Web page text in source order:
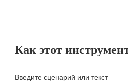
Как этот
Введите сценарий или текст